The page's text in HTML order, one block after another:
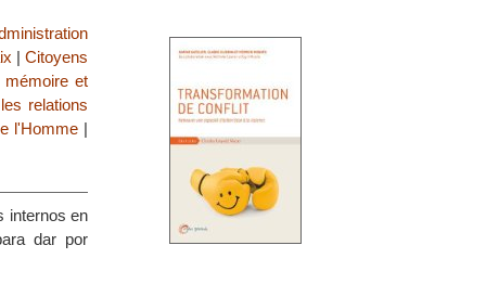
|Citoyens
mémoire et
relations
l'Homme |
internos en
dar por